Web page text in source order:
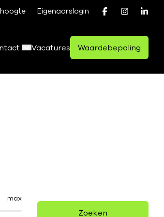
Eigenaarslogin
Vacatures Waardebepaling
max
Zoeken